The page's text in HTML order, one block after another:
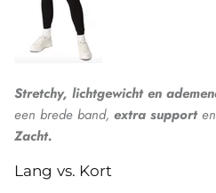
Stretchy, lichtgewicht en
een brede band, extra supporten
Zacht.
Lang vs. Kort